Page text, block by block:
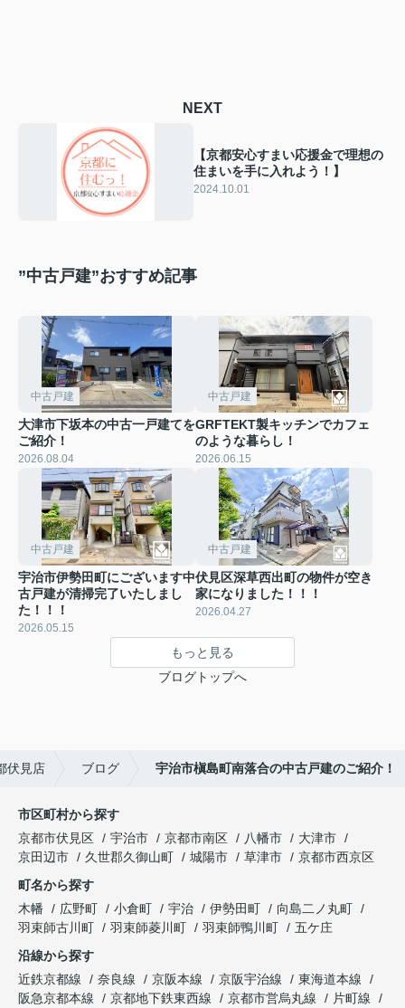
NEXT
【京都安心すまい応援金で理想の
住まいを手に入れよう！】
2024.10.01
”中古戸建”おすすめ記事
中古戸建
大津市下坂本の中古一戸建てを
ご紹介！
2026.08.04
中古戸建
GRFTEKT製キッチンでカフェ
のような暮らし！
2026.06.15
中古戸建
宇治市伊勢田町にございます中
古戸建が清掃完了いたしまし
た！！！
2026.05.15
中古戸建
伏見区深草西出町の物件が空き
家になりました！！！
2026.04.27
もっと見る
ブログトップへ
伏見店 ブログ 宇治市槇島町南落合の中古戸建のご紹介！
市区町村から探す
京都市伏見区
宇治市 京都市南区 八幡市
大津市
京田辺市
久世郡久御山町 城陽市 草津市
京都市西京区
町名から探す
木幡
広野町 小倉町 宇治 伊勢田町
向島二ノ丸町
羽束師古川町
羽束師菱川町 羽束師鴨川町
五ケ庄
沿線から探す
近鉄京都線
奈良線 京阪本線 京阪宇治線
東海道本線
阪急京都本線
京都地下鉄東西線 京都市営烏丸線
片町線